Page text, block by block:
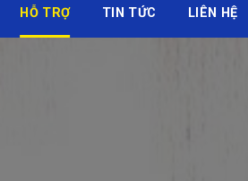
HỖ TRỢ TIN TỨC LIÊN HỆ